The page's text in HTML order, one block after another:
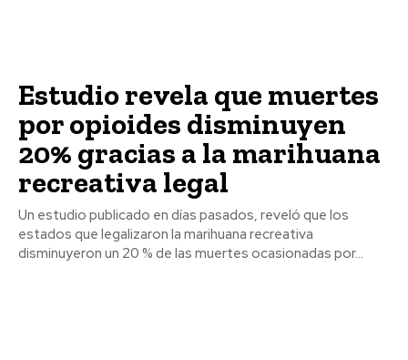
Estudio revela que muertes
por opioides disminuyen
20% gracias a la marihuana
recreativa legal
Un estudio publicado en días pasados, reveló que los
estados que legalizaron la marihuana recreativa
disminuyeron un 20 % de las muertes ocasionadas por...